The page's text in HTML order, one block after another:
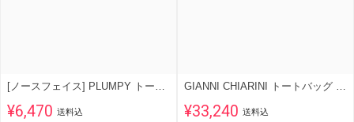
[ノースフェイス] PLUMPY トートバッグ ★新作・23AW★人気★
¥6,470 送料込
GIANNI CHIARINI トートバッグ JO ジョー S BS11990 COMM GRN
¥33,240 送料込